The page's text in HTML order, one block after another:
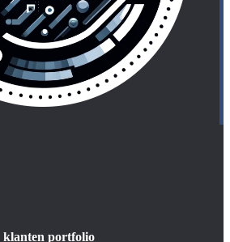
klanten portfolio